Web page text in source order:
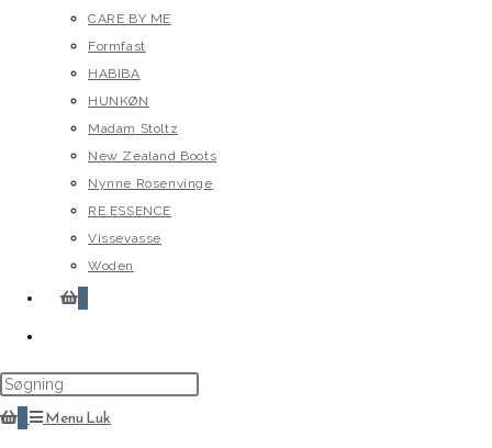
CARE BY ME
Formfast
HABIBA
HUNKØN
Madam Stoltz
New Zealand Boots
Nynne Rosenvinge
RE.ESSENCE
Vissevasse
Woden
0
website
search
0 MenuLuk